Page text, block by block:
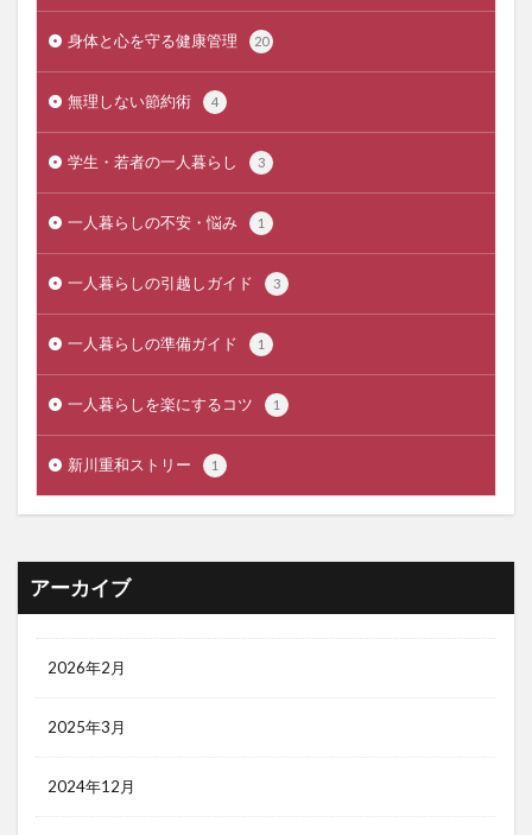
身体と心を守る健康管理 20
無理しない節約術 4
学生・若者の一人暮らし 3
一人暮らしの不安・悩み 1
一人暮らしの引越しガイド 3
一人暮らしの準備ガイド 1
一人暮らしを楽にするコツ 1
新川重和ストリー 1
アーカイブ
2026年2月
2025年3月
2024年12月